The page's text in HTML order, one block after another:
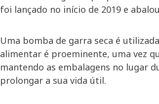
foi lançado no início de 2019 e
Uma bomba de garra seca é
alimentar é proeminente, uma vez
mantendo as embalagens no lugar
prolongar a sua vida útil.